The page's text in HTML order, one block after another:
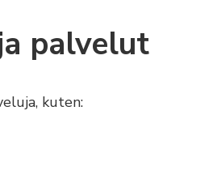
palvelut
kuten: